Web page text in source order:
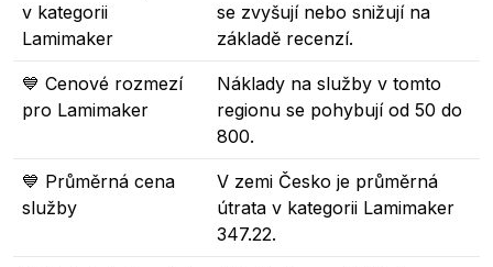
v kategorii
Lamimaker
se zvyšují nebo snižují na
základě recenzí.
💙 Cenové rozmezí
pro Lamimaker
Náklady na služby v tomto
regionu se pohybují od 50 do
800.
💙 Průměrná cena
služby
V zemi Česko je průměrná
útrata v kategorii Lamimaker
347.22.